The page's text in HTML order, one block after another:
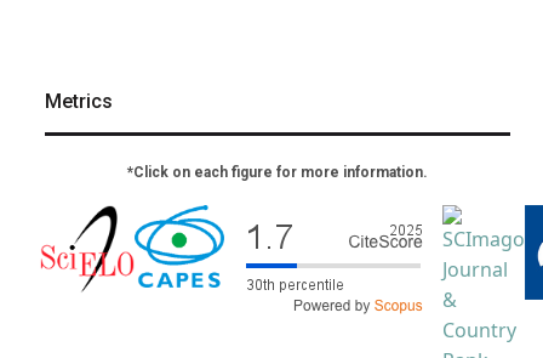
Metrics
*Click on each figure for more information.